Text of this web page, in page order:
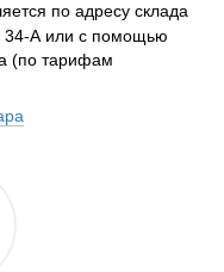
по адресу склада
34-А или с помощью
(по тарифам